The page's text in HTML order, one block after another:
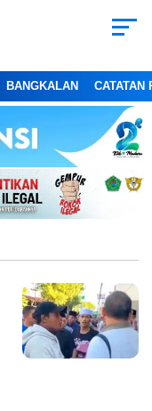
BANGKALAN CATATAN